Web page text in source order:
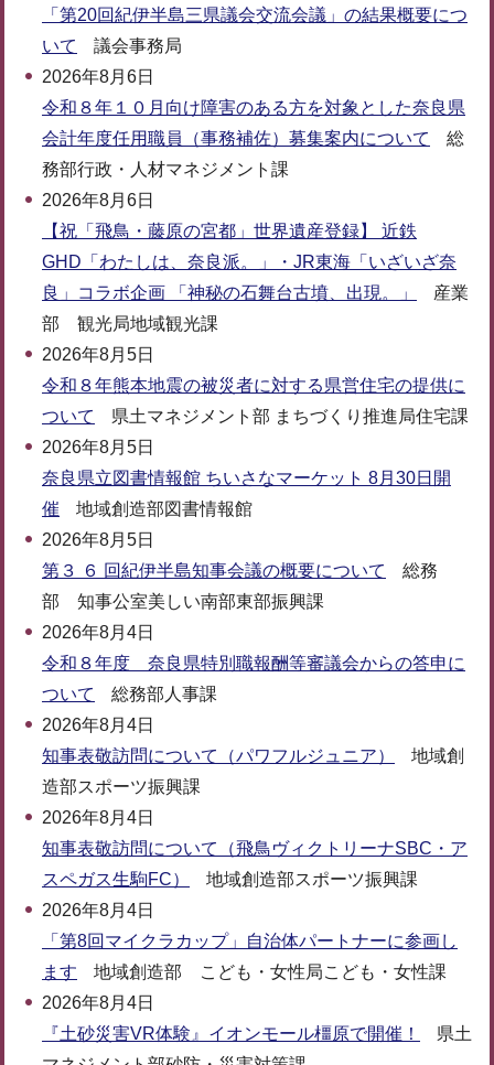
「第20回紀伊半島三県議会交流会議」の結果概要につ
いて
議会事務局
2026年8月6日
令和８年１０月向け障害のある方を対象とした奈良県
会計年度任用職員（事務補佐）募集案内について
総
務部行政・人材マネジメント課
2026年8月6日
【祝「飛鳥・藤原の宮都」世界遺産登録】 近鉄
GHD「わたしは、奈良派。」・JR東海「いざいざ奈
良」コラボ企画 「神秘の石舞台古墳、出現。」
産業
部 観光局地域観光課
2026年8月5日
令和８年熊本地震の被災者に対する県営住宅の提供に
ついて
県土マネジメント部 まちづくり推進局住宅課
2026年8月5日
奈良県立図書情報館 ちいさなマーケット 8月30日開
催
地域創造部図書情報館
2026年8月5日
第３ ６ 回紀伊半島知事会議の概要について
総務
部 知事公室美しい南部東部振興課
2026年8月4日
令和８年度 奈良県特別職報酬等審議会からの答申に
ついて
総務部人事課
2026年8月4日
知事表敬訪問について（パワフルジュニア）
地域創
造部スポーツ振興課
2026年8月4日
知事表敬訪問について（飛鳥ヴィクトリーナSBC・ア
スペガス生駒FC）
地域創造部スポーツ振興課
2026年8月4日
「第8回マイクラカップ」自治体パートナーに参画し
ます
地域創造部 こども・女性局こども・女性課
2026年8月4日
『土砂災害VR体験』イオンモール橿原で開催！
県土